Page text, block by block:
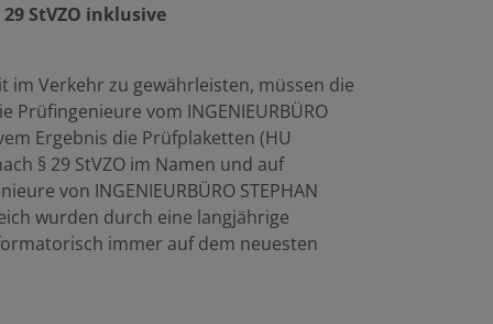
StVZO inklusive
im Verkehr zu gewährleisten, müssen die
vom INGENIEURBÜRO
Ergebnis die Prüfplaketten (HU
§ 29 StVZO im Namen und auf
von INGENIEURBÜRO STEPHAN
wurden durch eine langjährige
immer auf dem neuesten